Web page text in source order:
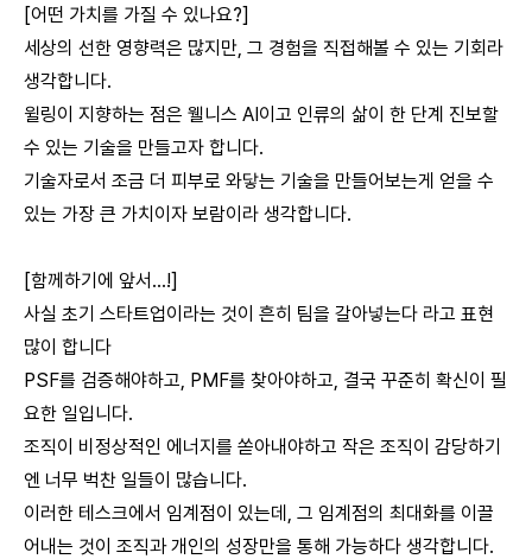
[어떤 가치를 가질 수 있나요?]
세상의 선한 영향력은 많지만, 그 경험을 직접해볼 수 있는 기회라
생각합니다.
윌링이 지향하는 점은 웰니스 AI이고 인류의 삶이 한 단계 진보할
수 있는 기술을 만들고자 합니다.
기술자로서 조금 더 피부로 와닿는 기술을 만들어보는게 얻을 수
있는 가장 큰 가치이자 보람이라 생각합니다.
[함께하기에 앞서...!]
사실 초기 스타트업이라는 것이 흔히 팀을 갈아넣는다 라고 표현
많이 합니다
PSF를 검증해야하고, PMF를 찾아야하고, 결국 꾸준히 확신이 필
요한 일입니다.
조직이 비정상적인 에너지를 쏟아내야하고 작은 조직이 감당하기
엔 너무 벅찬 일들이 많습니다.
이러한 테스크에서 임계점이 있는데, 그 임계점의 최대화를 이끌
어내는 것이 조직과 개인의 성장만을 통해 가능하다 생각합니다.